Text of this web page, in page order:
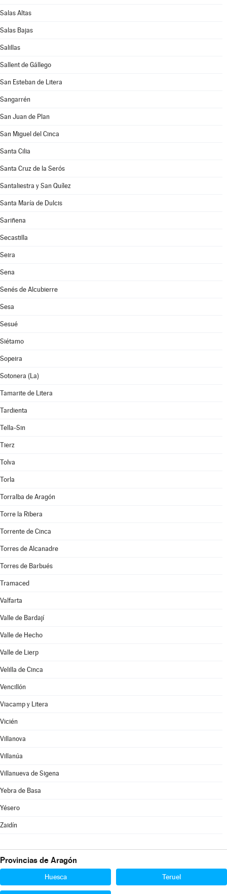
Salas Altas
Salas Bajas
Salillas
Sallent de Gállego
San Esteban de Litera
Sangarrén
San Juan de Plan
San Miguel del Cinca
Santa Cilia
Santa Cruz de la Serós
Santaliestra y San Quílez
Santa María de Dulcis
Sariñena
Secastilla
Seira
Sena
Senés de Alcubierre
Sesa
Sesué
Siétamo
Sopeira
Sotonera (La)
Tamarite de Litera
Tardienta
Tella-Sin
Tierz
Tolva
Torla
Torralba de Aragón
Torre la Ribera
Torrente de Cinca
Torres de Alcanadre
Torres de Barbués
Tramaced
Valfarta
Valle de Bardají
Valle de Hecho
Valle de Lierp
Velilla de Cinca
Vencillón
Viacamp y Litera
Vicién
Villanova
Villanúa
Villanueva de Sigena
Yebra de Basa
Yésero
Zaidín
Provincias de Aragón
Huesca Teruel